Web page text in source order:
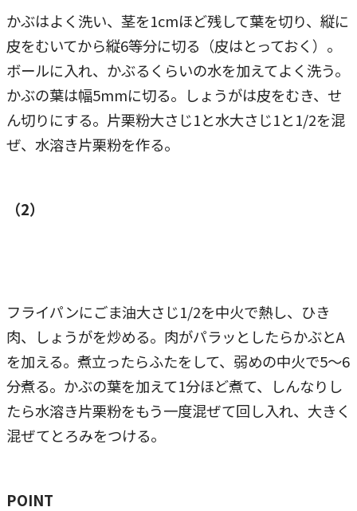
かぶはよく洗い、茎を1cmほど残して葉を切り、縦に
皮をむいてから縦6等分に切る（皮はとっておく）。
ボールに入れ、かぶるくらいの水を加えてよく洗う。
かぶの葉は幅5mmに切る。しょうがは皮をむき、せ
ん切りにする。片栗粉大さじ1と水大さじ1と1/2を混
ぜ、水溶き片栗粉を作る。
（2）
フライパンにごま油大さじ1/2を中火で熱し、ひき
肉、しょうがを炒める。肉がパラッとしたらかぶとA
を加える。煮立ったらふたをして、弱めの中火で5～6
分煮る。かぶの葉を加えて1分ほど煮て、しんなりし
たら水溶き片栗粉をもう一度混ぜて回し入れ、大きく
混ぜてとろみをつける。
POINT